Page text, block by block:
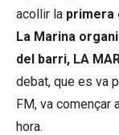
acollir la primera
La Marina
del barri, LA
debat, que es va
FM, va començar
hora.